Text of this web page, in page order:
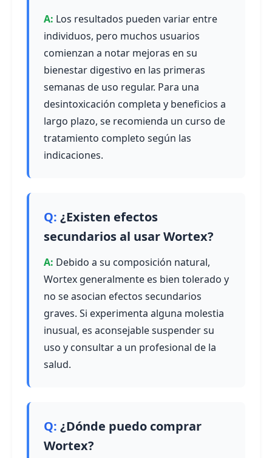
Los resultados pueden variar entre
individuos, pero muchos usuarios
comienzan a notar mejoras en su
bienestar digestivo en las primeras
semanas de uso regular. Para una
desintoxicación completa y beneficios a
largo plazo, se recomienda un curso de
tratamiento completo según las
indicaciones.
¿Existen efectos
secundarios al usar Wortex?
Debido a su composición natural,
Wortex generalmente es bien tolerado y
no se asocian efectos secundarios
graves. Si experimenta alguna molestia
inusual, es aconsejable suspender su
uso y consultar a un profesional de la
salud.
¿Dónde puedo comprar
Wortex?